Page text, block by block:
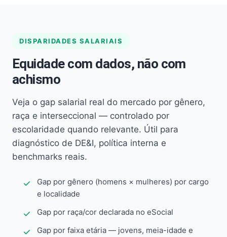
DISPARIDADES SALARIAIS
Equidade com dados, não com
achismo
Veja o gap salarial real do mercado por gênero,
raça e interseccional — controlado por
escolaridade quando relevante. Útil para
diagnóstico de DE&I, política interna e
benchmarks reais.
Gap por gênero (homens × mulheres) por cargo
e localidade
Gap por raça/cor declarada no eSocial
Gap por faixa etária — jovens, meia-idade e